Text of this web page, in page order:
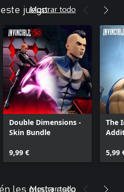
juego
Mostrar todo
Double Dimensions -
Skin Bundle
9,99 €
The
5,99
les gusta esto
Mostrar todo